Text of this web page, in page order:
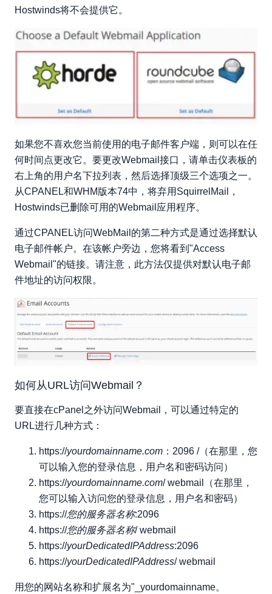
Hostwinds将不会提供它。
如果您不喜欢您当前使用的电子邮件客户端，则可以在任
何时间点更改它。要更改Webmail接口，请单击仪表板的
右上角的用户名下拉列表，然后选择顶级三个选项之一。
从CPANEL和WHM版本74中，将弃用SquirrelMail，
Hostwinds已删除可用的Webmail应用程序。
通过CPANEL访问WebMail的第二种方式是通过选择默认
电子邮件帐户。在该帐户旁边，您将看到"Access
Webmail"的链接。请注意，此方法仅提供对默认电子邮
件地址的访问权限。
如何从URL访问Webmail？
要直接在cPanel之外访问Webmail，可以通过特定的
URL进行几种方式：
https://yourdomainname.com ：2096 /（在那里，您
可以输入您的登录信息，用户名和密码访问）
https://yourdomainname.com/ webmail（在那里，
您可以输入访问您的登录信息，用户名和密码）
https://您的服务器名称:2096
https://您的服务器名称/ webmail
https://yourDedicatedIPAddress:2096
https://yourDedicatedIPAddress/ webmail
用您的网站名称和扩展名为"_yourdomainname。